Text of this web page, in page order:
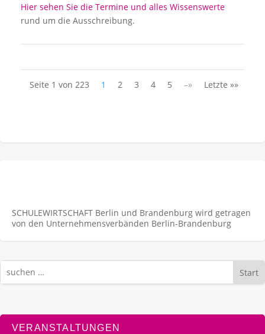
Hier sehen Sie die Termine und alles Wissenswerte
rund um die Ausschreibung.
Seite 1 von 223 1 2 3 4 5 –» Letzte »»
SCHULEWIRTSCHAFT Berlin und Brandenburg wird getragen
von den Unternehmens­verbänden Berlin-Brandenburg
Start
VERANSTALTUNGEN